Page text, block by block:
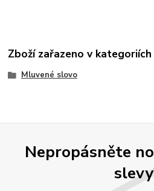
Zboží zařazeno v kategoriích
Mluvené slovo
Nepropásněte